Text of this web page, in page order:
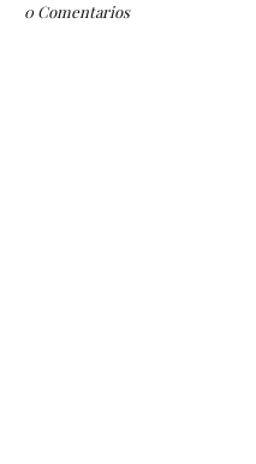
0 Comentarios